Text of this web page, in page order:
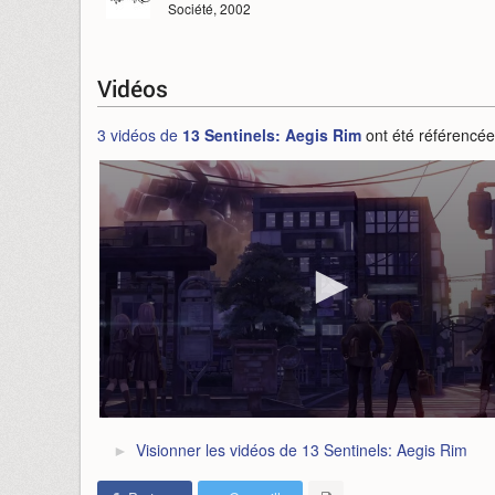
Société, 2002
Vidéos
3 vidéos de 13 Sentinels: Aegis Rim ont été
Visionner les vidéos de 13 Sentinels: Aegis Rim